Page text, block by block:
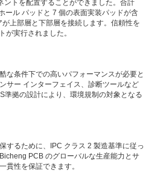
ントを配置することができました。合計
ール パッドと 7 個の表面実装パッドが含
上部層と下部層を接続します。信頼性を
が実行されました。
な条件下での高いパフォーマンスが必要と
サー インターフェイス、診断ツールなど
準拠の設計により、環境規制の対象となる
するために、IPC クラス 2 製造基準に従っ
PCB のグローバルな生産能力とサ
貫性を保証できます。